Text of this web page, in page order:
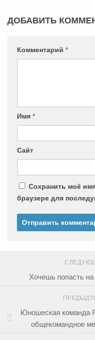
ДОБАВИТЬ
Комментарий *
Имя *
Сайт
Сохранить моё
браузере для
Хочешь попасть
Юношеская команда
общекомандное